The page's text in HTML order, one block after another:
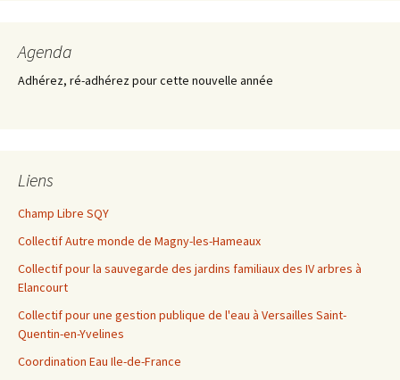
Agenda
Adhérez, ré-adhérez pour cette nouvelle année
Liens
Champ Libre SQY
Collectif Autre monde de Magny-les-Hameaux
Collectif pour la sauvegarde des jardins familiaux des IV arbres à
Elancourt
Collectif pour une gestion publique de l'eau à Versailles Saint-
Quentin-en-Yvelines
Coordination Eau Ile-de-France